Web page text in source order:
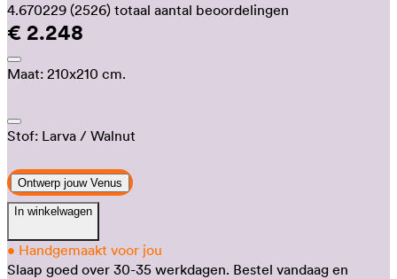
4.670229 (2526) totaal aantal beoordelingen
€ 2.248
Maat: 210x210 cm.
Stof: Larva / Walnut
Ontwerp jouw Venus
In winkelwagen
• Handgemaakt voor jou
Slaap goed over 30-35 werkdagen. Bestel vandaag en